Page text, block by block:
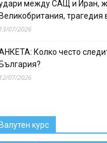
между САЩ и Иран,
трагедия
07/2026
Колко често
07/2026
курс